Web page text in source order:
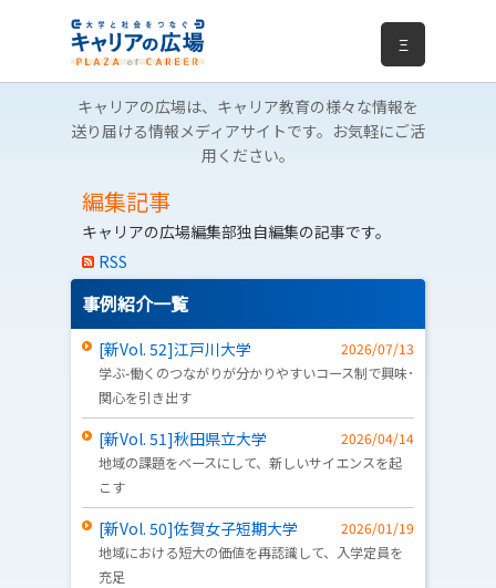
Ξ
キャリアの広場は、キャリア教育の様々な情報を
送り届ける情報メディアサイトです。お気軽にご活
用ください。
編集記事
キャリアの広場編集部独自編集の記事です。
RSS
事例紹介一覧
2026/07/13
[新Vol. 52]江戸川大学
学ぶ-働くのつながりが分かりやすいコース制で興味･
関心を引き出す
2026/04/14
[新Vol. 51]秋田県立大学
地域の課題をベースにして、新しいサイエンスを起
こす
2026/01/19
[新Vol. 50]佐賀女子短期大学
地域における短大の価値を再認識して、入学定員を
充足